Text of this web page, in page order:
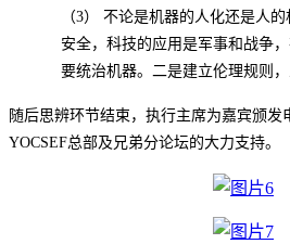
（3） 不论是机器的人化还是人
安全，科技的应用是军事和战争
要统治机器。二是建立伦理规则，
随后思辨环节结束，执行主席为嘉宾颁发
YOCSEF总部及兄弟分论坛的大力支持。